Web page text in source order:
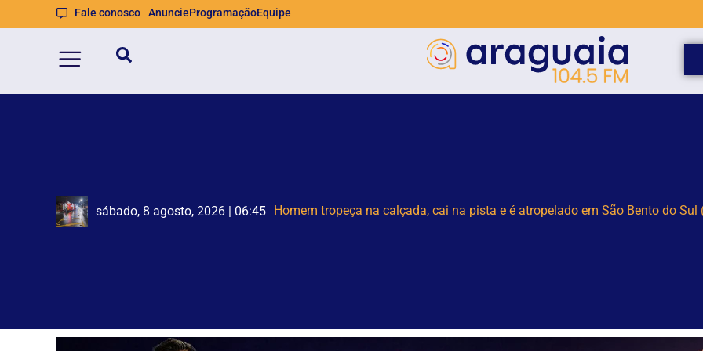
Fale conosco AnuncieProgramaçãoEquipe
sábado, 8 agosto, 2026 | 06:41 Retiradas
TSE cria conselho para monitorar desinformação e IA nas eleições